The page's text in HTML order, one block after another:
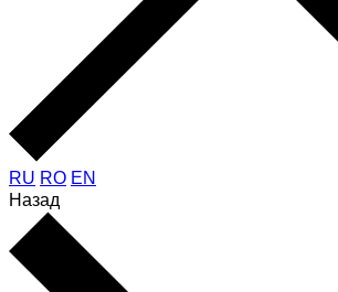
RU RO EN
Назад